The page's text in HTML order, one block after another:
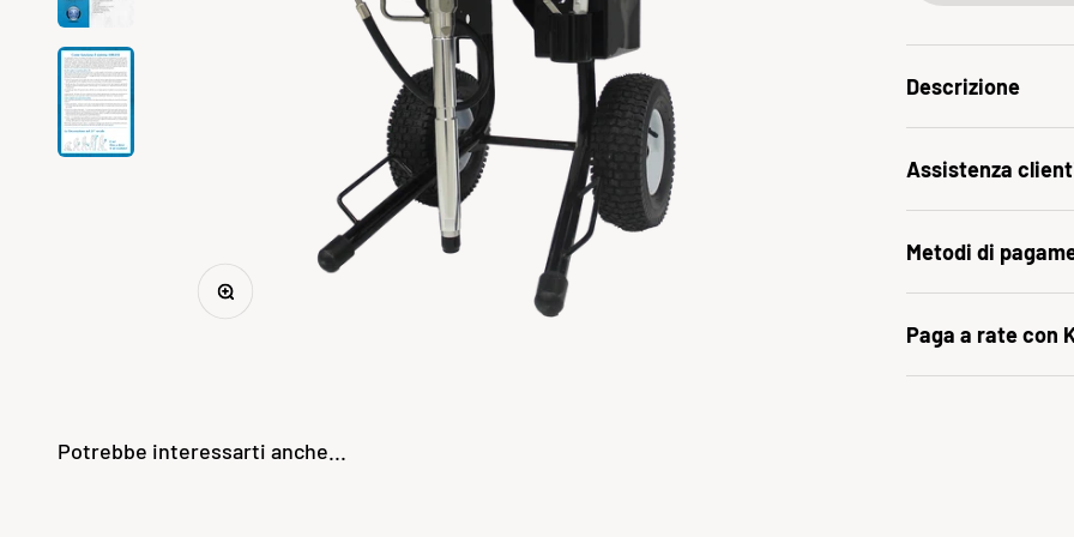
Ingrandisci immagine
Descrizione
Assistenza
Metodi di
Paga a rate con